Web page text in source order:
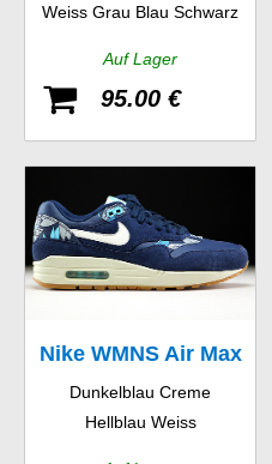
Weiss Grau Blau Schwarz
Auf Lager
95.00 €
Nike WMNS Air Max
1 Print
Dunkelblau Creme
Hellblau Weiss